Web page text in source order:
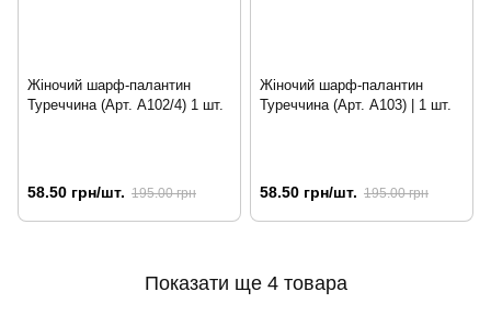
Жіночий шарф-палантин
Туреччина (Арт. A102/4) 1 шт.
58.50 грн/шт. 195.00 грн
Жіночий шарф-палантин
Туреччина (Арт. A103) | 1 шт.
58.50 грн/шт. 195.00 грн
Показати ще 4 товара